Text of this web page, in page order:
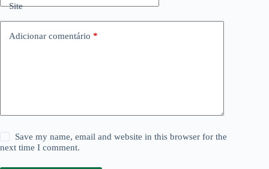
Site
Adicionar comentário *
Save my name, email and website in this browser for the
next time I comment.